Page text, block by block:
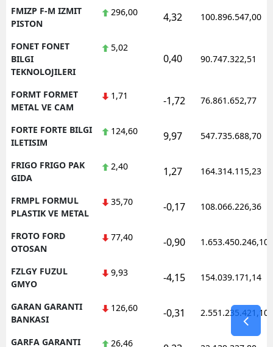
FMIZP F-M IZMIT
PISTON
296,00 4,32 100.896.547,00
FONET FONET
BILGI
TEKNOLOJILERI
5,02
0,40 90.747.322,51
FORMT FORMET
METAL VE CAM
1,71 -1,72 76.861.652,77
FORTE FORTE BILGI
ILETISIM
124,60 9,97 547.735.688,70
FRIGO FRIGO PAK
GIDA
2,40 1,27 164.314.115,23
FRMPL FORMUL
PLASTIK VE METAL
35,70 -0,17 108.066.226,36
FROTO FORD
OTOSAN
77,40 -0,90 1.653.450.246,10
FZLGY FUZUL
GMYO
9,93 -4,15 154.039.171,14
GARAN GARANTI
BANKASI
126,60 -0,31 2.551.235.421,10
GARFA GARANTI 26,46